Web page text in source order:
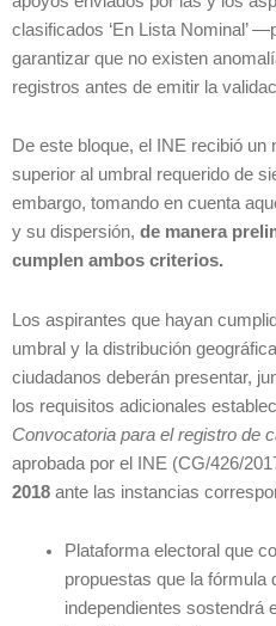
clasificados ‘En Lista Nominal’
garantizar que no existen
registros antes de emitir la
De este bloque, el INE recibió
superior al umbral requerido de
embargo, tomando en cuenta
y su dispersión, de manera
cumplen ambos criterios.
Los aspirantes que hayan
umbral y la distribución
ciudadanos deberán presentar,
los requisitos adicionales
Convocatoria para el registro de
aprobada por el INE (CG/426/
2018 ante las instancias
Plataforma electoral que
propuestas que la fórmula
independientes sostendrá